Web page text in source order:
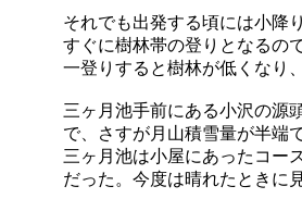
それでも出発する頃には小降
すぐに樹林帯の登りとなるの
一登りすると樹林が低くなり
三ヶ月池手前にある小沢の源
で、さすが月山積雪量が半端
三ヶ月池は小屋にあったコー
だった。今度は晴れたときに